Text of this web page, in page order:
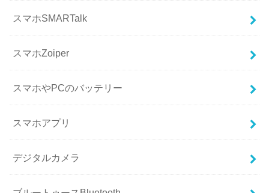
スマホSMARTalk
スマホZoiper
スマホやPCのバッテリー
スマホアプリ
デジタルカメラ